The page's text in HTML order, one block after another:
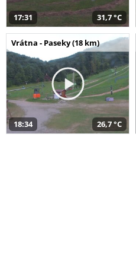
17:31 31,7 °C
Vrátna - Paseky (18 km)
18:34 26,7 °C